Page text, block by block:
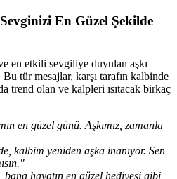
En Güzel Şekilde
en etkili sevgiliye duyulan aşkı
tür mesajlar, karşı tarafın kalbinde
trend olan ve kalpleri ısıtacak birkaç
en güzel günü. Aşkımız, zamanla
kalbim yeniden aşka inanıyor. Sen
bana hayatın en güzel hediyesi gibi